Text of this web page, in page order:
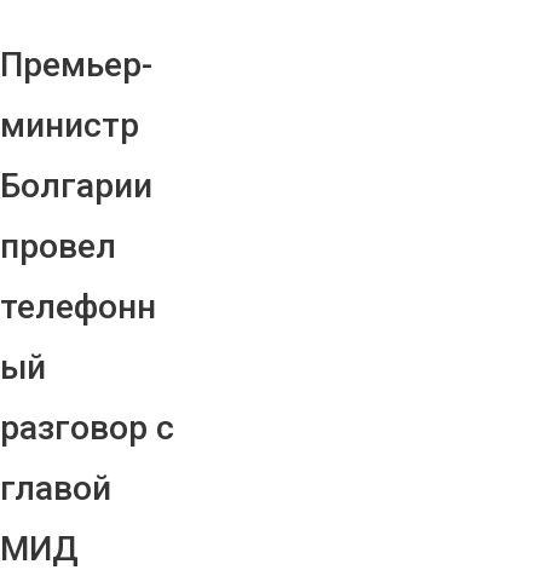
Премьер-
министр
Болгарии
провел
телефонн
ый
разговор с
главой
МИД